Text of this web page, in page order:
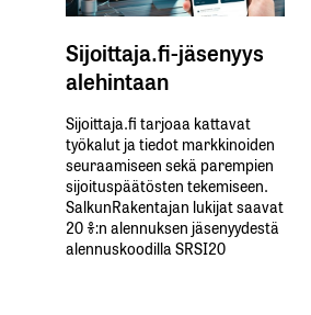
Sijoittaja.fi-jäsenyys
alehintaan
Sijoittaja.fi tarjoaa kattavat
työkalut ja tiedot markkinoiden
seuraamiseen sekä parempien
sijoituspäätösten tekemiseen.
SalkunRakentajan lukijat saavat
20 %:n alennuksen jäsenyydestä
alennuskoodilla SRSI20